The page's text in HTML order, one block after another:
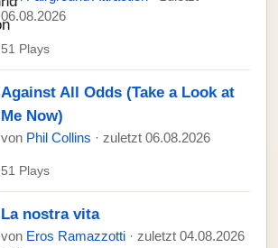
06.08.2026
51 Plays
Against All Odds (Take a Look at
Me Now)
von Phil Collins · zuletzt 06.08.2026
51 Plays
La nostra vita
von Eros Ramazzotti · zuletzt 04.08.2026